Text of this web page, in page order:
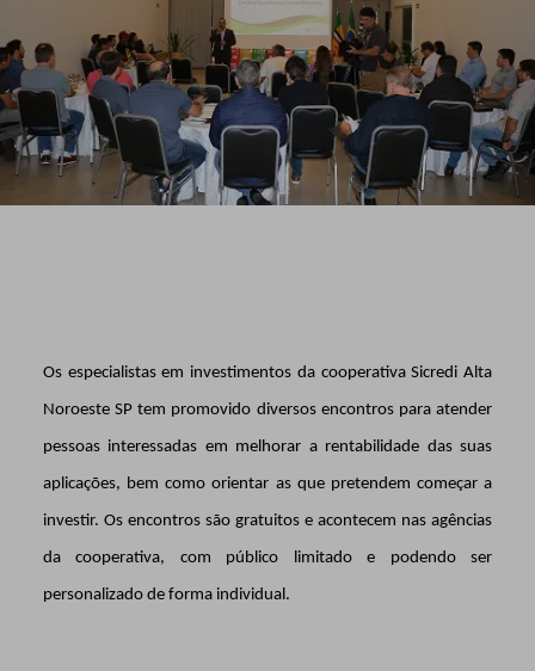
Os especialistas em investimentos da cooperativa Sicredi Alta
Noroeste SP tem promovido diversos encontros para atender
pessoas interessadas em melhorar a rentabilidade das suas
aplicações, bem como orientar as que pretendem começar a
investir. Os encontros são gratuitos e acontecem nas agências
da cooperativa, com público limitado e podendo ser
personalizado de forma individual.